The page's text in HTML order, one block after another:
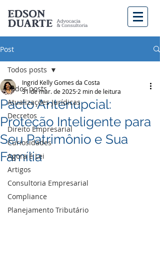
Post
Todos posts
Atualizações Jurídicas
Decretos
Direito Empresarial
Curiosidades
Agora é Lei
Artigos
Consultoria Empresarial
Compliance
Planejamento Tributário
Todos posts
Pacto Antenupcial:
Proteção Inteligente para
Seu Patrimônio e Sua
Família
Ingrid Kelly Gomes da Costa
31 de mar. de 2025 2 min de leitura